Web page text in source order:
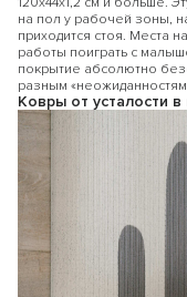
на пол у рабочей зоны,
приходится стоя. Места
работы поиграть с
покрытие абсолютно
разным
Ковры от усталости
Получите
товаров
по промокоду:
разных брендов
по промокоду: